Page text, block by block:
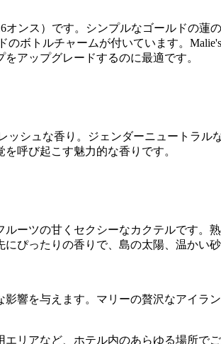
ンス）です。シンプルなゴールドの蓮
ボトルチャームが付いています。
アップグレードするのに最適です。
シュな香り。ジェンダーニュートラ
呼び起こす魅力的な香りです。
ーツの甘くセクシーなカクテルです。
ぴったりの香りで、島の太陽、温かい
響を与えます。マリーの贅沢なアイラ
リアなど、ホテル内のあらゆる場所で